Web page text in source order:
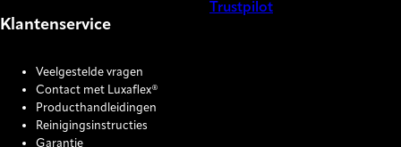
Klantenservice
Veelgestelde vragen
Contact met Luxaflex®
Producthandleidingen
Reinigingsinstructies
Garantie
Trustpilot